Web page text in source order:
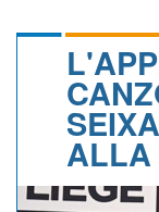
CALENDARIO
ALBI D'ORO
ALLA